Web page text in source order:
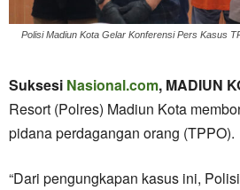
Polisi Madiun Kota Gelar Konferensi Pers Kasus
Suksesi Nasional.com, MADIUN
Resort (Polres) Madiun Kota
pidana perdagangan orang (TPPO).
“Dari pengungkapan kasus ini,